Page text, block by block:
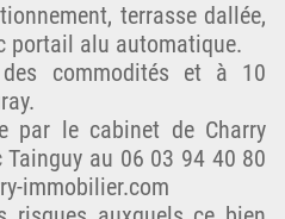
terrasse dallée,
portail alu automatique.
des commodités et à 10
par le cabinet de Charry
au 06 03 94 40 80
immobilier.com